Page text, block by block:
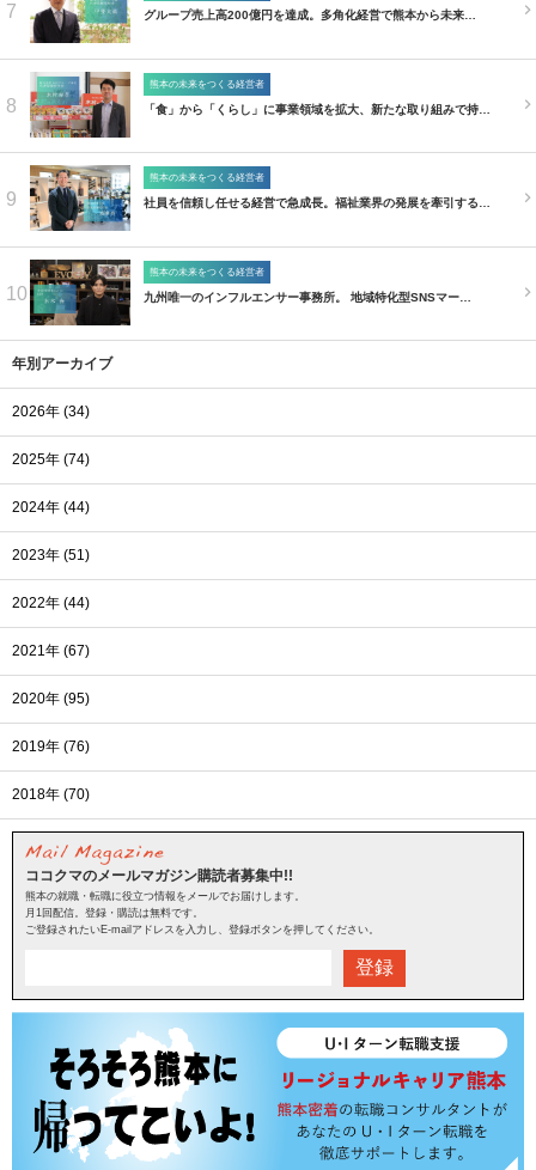
7 グループ売上高200億円を達成。多角化経営で熊本から未来…
8
熊本の未来をつくる経営者
「食」から「くらし」に事業領域を拡大、新たな取り組みで持…
9
熊本の未来をつくる経営者
社員を信頼し任せる経営で急成長。福祉業界の発展を牽引する…
10
熊本の未来をつくる経営者
九州唯一のインフルエンサー事務所。 地域特化型SNSマー…
年別アーカイブ
2026年 (34)
2025年 (74)
2024年 (44)
2023年 (51)
2022年 (44)
2021年 (67)
2020年 (95)
2019年 (76)
2018年 (70)
ココクマのメールマガジン購読者募集中!!
熊本の就職・転職に役立つ情報をメールでお届けします。
月1回配信。登録・購読は無料です。
ご登録されたいE-mailアドレスを入力し、登録ボタンを押してください。
登録